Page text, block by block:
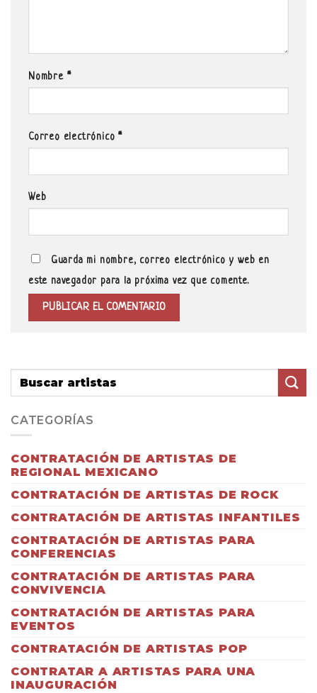
Nombre *
Correo electrónico*
Web
Guarda mi nombre, correo electrónico y web en
este navegador para la próxima vez que comente.
CATEGORÍAS
CONTRATACIÓN DE ARTISTAS DE
REGIONAL MEXICANO
CONTRATACIÓN DE ARTISTAS DE ROCK
CONTRATACIÓN DE ARTISTAS INFANTILES
CONTRATACIÓN DE ARTISTAS PARA
CONFERENCIAS
CONTRATACIÓN DE ARTISTAS PARA
CONVIVENCIA
CONTRATACIÓN DE ARTISTAS PARA
EVENTOS
CONTRATACIÓN DE ARTISTAS POP
CONTRATAR A ARTISTAS PARA UNA
INAUGURACIÓN